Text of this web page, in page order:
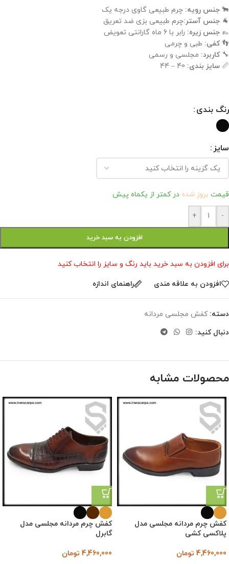
🐂 جنس رویه: چرم طبیعی گاوی درجه یک
🐐 جنس آستر:چرم طبیعی بزی ضد تعریق
👞 جنس زیره: رابر با 6 ماه گارانتی تعویض
👣کفی: طبی و چرمی
🔧کاربرد: مجلسی و رسمی
📏 سایز بندی:
رنگ بندی
سایز
قیمت بروز شده در کمتر از یکماه پیش
-
+
افزودن به سبد خرید
برای افزودن به سبد خرید باید رنگ و سایز را انتخاب کنید
افزودن به علاقه مندی راهنمای اندازه
دسته: کفش مجلسی مردانه
دنبال کنید:
محصولات مشابه
کفش چرم مردانه مجلسی مدل
پلاکسی کشی
4,460,000 تومان
کفش چرم مردانه مجلسی مدل
گابرل
4,460,000 تومان